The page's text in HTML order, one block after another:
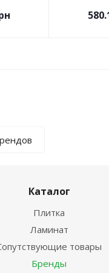
Каталог
Плитка
Ламинат
товары
Бренды